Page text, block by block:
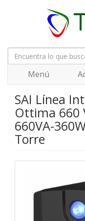
Menú
SAI Línea
Ottima 660
660VA-
Torre